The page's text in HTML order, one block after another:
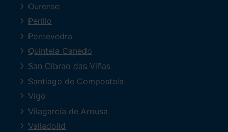
Ourense
Perillo
Pontevedra
Quintela Canedo
San Cibrao das Viñas
Santiago de Compostela
Vigo
Vilagarcía de Arousa
Valladolid